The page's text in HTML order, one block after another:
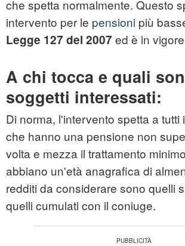
che spetta normalmente. Questo
intervento per le pensioni più
Legge 127 del 2007 ed è in
A chi tocca e quali
soggetti interessati:
Di norma, l'intervento spetta a tutti
che hanno una pensione non
volta e mezza il trattamento
abbiano un'età anagrafica di
redditi da considerare sono quelli
quelli cumulati con il coniuge.